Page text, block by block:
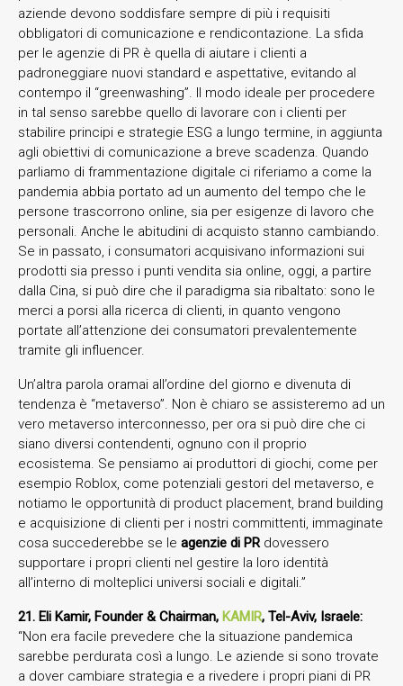
aziende devono soddisfare sempre di più i requisiti
obbligatori di comunicazione e rendicontazione. La sfida
per le agenzie di PR è quella di aiutare i clienti a
padroneggiare nuovi standard e aspettative, evitando al
contempo il “greenwashing”. Il modo ideale per procedere
in tal senso sarebbe quello di lavorare con i clienti per
stabilire principi e strategie ESG a lungo termine, in aggiunta
agli obiettivi di comunicazione a breve scadenza. Quando
parliamo di frammentazione digitale ci riferiamo a come la
pandemia abbia portato ad un aumento del tempo che le
persone trascorrono online, sia per esigenze di lavoro che
personali. Anche le abitudini di acquisto stanno cambiando.
Se in passato, i consumatori acquisivano informazioni sui
prodotti sia presso i punti vendita sia online, oggi, a partire
dalla Cina, si può dire che il paradigma sia ribaltato: sono le
merci a porsi alla ricerca di clienti, in quanto vengono
portate all’attenzione dei consumatori prevalentemente
tramite gli influencer.
Un’altra parola oramai all’ordine del giorno e divenuta di
tendenza è “metaverso”. Non è chiaro se assisteremo ad un
vero metaverso interconnesso, per ora si può dire che ci
siano diversi contendenti, ognuno con il proprio
ecosistema. Se pensiamo ai produttori di giochi, come per
esempio Roblox, come potenziali gestori del metaverso, e
notiamo le opportunità di product placement, brand building
e acquisizione di clienti per i nostri committenti, immaginate
cosa succederebbe se le agenzie di PRdovessero
supportare i propri clienti nel gestire la loro identità
all’interno di molteplici universi sociali e digitali.”
21. Eli Kamir, Founder & Chairman, KAMIR, Tel-Aviv, Israele:
“Non era facile prevedere che la situazione pandemica
sarebbe perdurata così a lungo. Le aziende si sono trovate
a dover cambiare strategia e a rivedere i propri piani di PR